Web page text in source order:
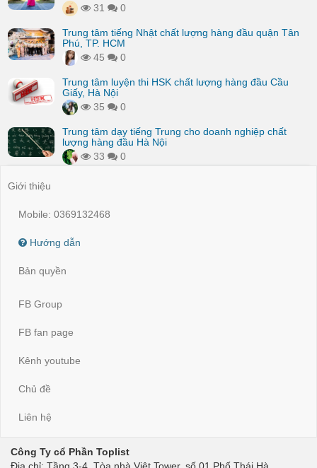
31
0
Trung tâm tiếng Nhật chất lượng hàng đầu quận Tân
Phú, TP. HCM
45
0
Trung tâm luyện thi HSK chất lượng hàng đầu Cầu
Giấy, Hà Nội
35
0
Trung tâm dạy tiếng Trung cho doanh nghiệp chất
lượng hàng đầu Hà Nội
33
0
Giới thiệu
Mobile: 0369132468
Hướng dẫn
Bản quyền
FB Group
FB fan page
Kênh youtube
Chủ đề
Liên hệ
Công Ty cổ Phần Toplist
Địa chỉ: Tầng 3-4, Tòa nhà Việt Tower, số 01 Phố Thái Hà,